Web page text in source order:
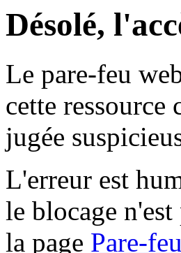
Désolé,
Le pare-feu
cette ressource
jugée
L'erreur est
le blocage
la page Pare-